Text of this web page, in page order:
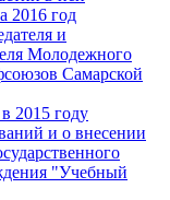
2016 год
и
Молодежного
Самарской
2015 году
и о внесении
"Учебный